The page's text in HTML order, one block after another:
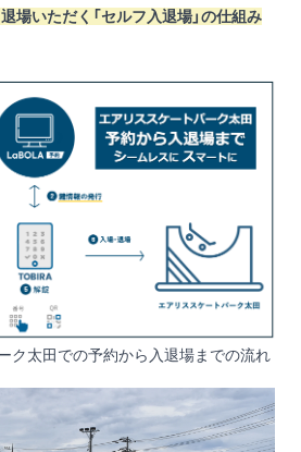
場いただく「セルフ入退場」の仕組み
ク太田での予約から入退場までの流れ